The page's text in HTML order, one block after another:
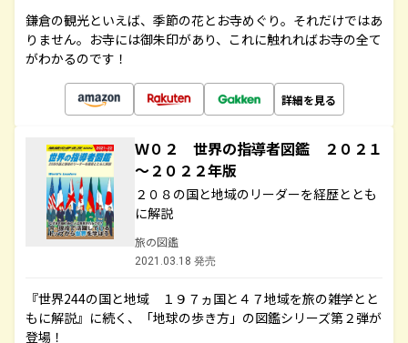
鎌倉の観光といえば、季節の花とお寺めぐり。それだけではあ
りません。お寺には御朱印があり、これに触れればお寺の全て
がわかるのです！
詳細を見る
Ｗ０２ 世界の指導者図鑑 ２０２１
～２０２２年版
２０８の国と地域のリーダーを経歴ととも
に解説
旅の図鑑
2021.03.18 発売
『世界244の国と地域 １９７ヵ国と４７地域を旅の雑学とと
もに解説』に続く、「地球の歩き方」の図鑑シリーズ第２弾が
登場！